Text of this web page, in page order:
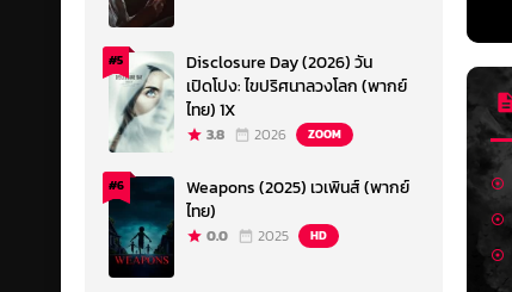
#5
Disclosure Day (2026) วัน
เปิดโปง: ไขปริศนาลวงโลก (พากย์
ไทย) 1X
3.8 2026 ZOOM
#6
Weapons (2025) เวเพินส์ (พากย์
ไทย)
0.0 2025 HD